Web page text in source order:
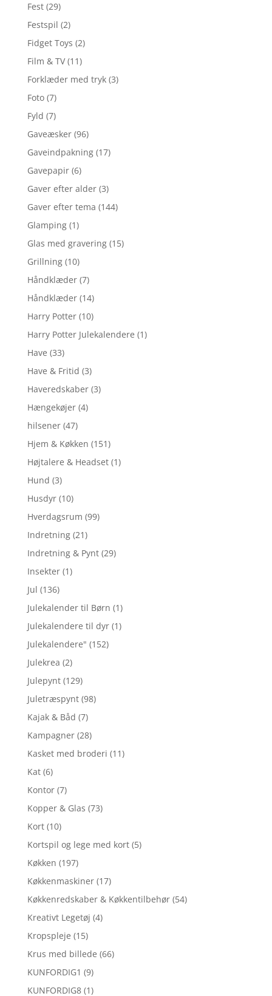
Fest (29)
Festspil (2)
Fidget Toys (2)
Film & TV (11)
Forklæder med tryk (3)
Foto (7)
Fyld (7)
Gaveæsker (96)
Gaveindpakning (17)
Gavepapir (6)
Gaver efter alder (3)
Gaver efter tema (144)
Glamping (1)
Glas med gravering (15)
Grillning (10)
Håndklæder (7)
Håndklæder (14)
Harry Potter (10)
Harry Potter Julekalendere (1)
Have (33)
Have & Fritid (3)
Haveredskaber (3)
Hængekøjer (4)
hilsener (47)
Hjem & Køkken (151)
Højtalere & Headset (1)
Hund (3)
Husdyr (10)
Hverdagsrum (99)
Indretning (21)
Indretning & Pynt (29)
Insekter (1)
Jul (136)
Julekalender til Børn (1)
Julekalendere til dyr (1)
Julekalendere" (152)
Julekrea (2)
Julepynt (129)
Juletræspynt (98)
Kajak & Båd (7)
Kampagner (28)
Kasket med broderi (11)
Kat (6)
Kontor (7)
Kopper & Glas (73)
Kort (10)
Kortspil og lege med kort (5)
Køkken (197)
Køkkenmaskiner (17)
Køkkenredskaber & Køkkentilbehør (54)
Kreativt Legetøj (4)
Kropspleje (15)
Krus med billede (66)
KUNFORDIG1 (9)
KUNFORDIG8 (1)